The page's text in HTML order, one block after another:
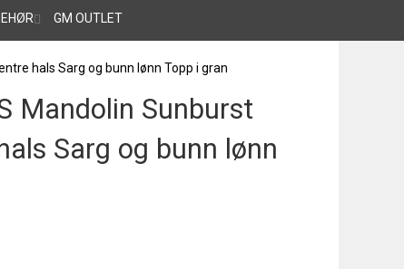
GM OUTLET
hals Sarg og bunn lønn Topp i gran
Mandolin Sunburst
Sarg og bunn lønn